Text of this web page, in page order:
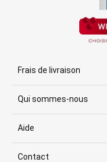
Frais de livraison
Qui sommes-nous
Aide
Contact